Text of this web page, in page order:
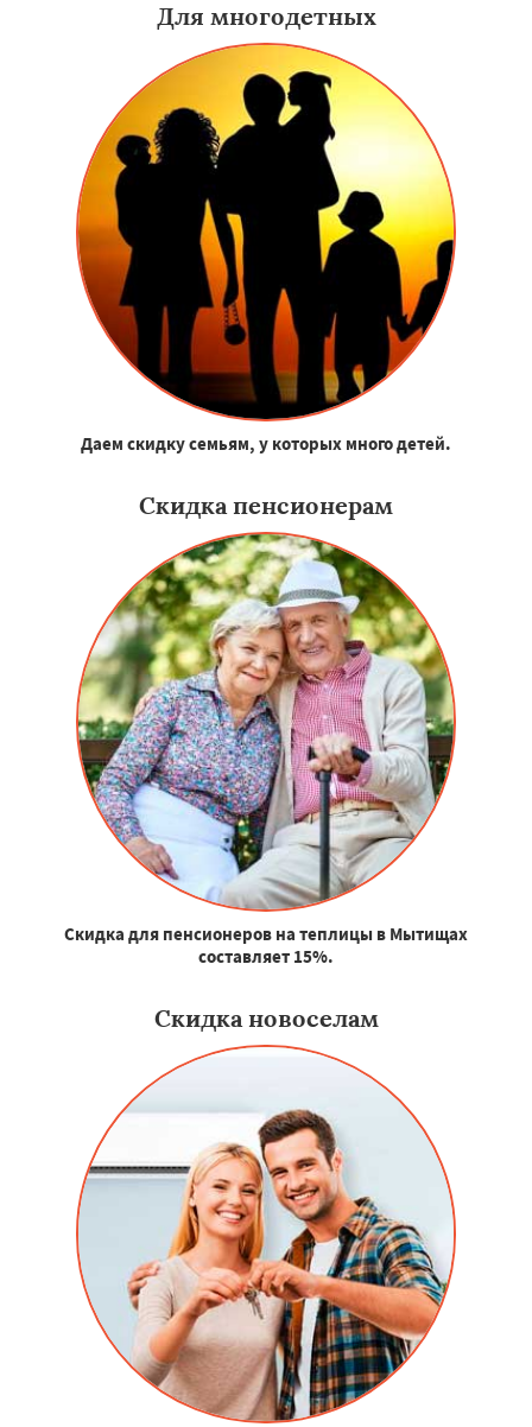
Для многодетных
Даем скидку семьям, у которых много детей.
Скидка пенсионерам
Скидка для пенсионеров на теплицы в Мытищах
составляет 15%.
Скидка новоселам